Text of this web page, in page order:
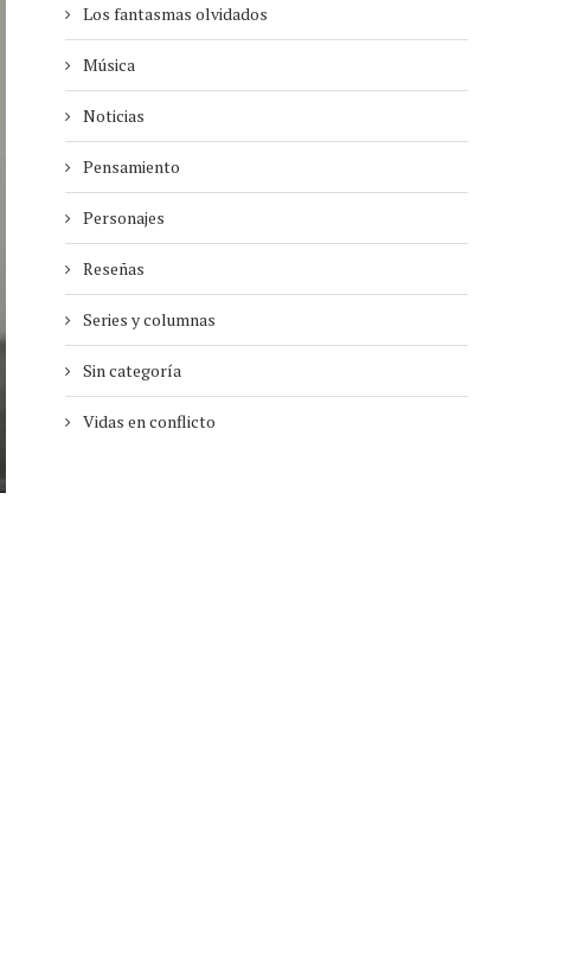
Los fantasmas olvidados
Música
Noticias
Pensamiento
Personajes
Reseñas
Series y columnas
Sin categoría
Vidas en conflicto